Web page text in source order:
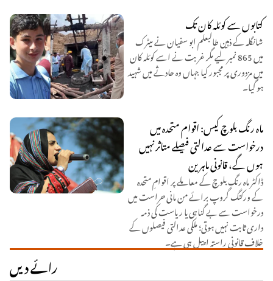
کتابوں سے کوئلہ کان تک
شانگلہ کے ذہین طالبعلم ابو سفیان نے میٹرک
میں 865 نمبر لیے مگر غربت نے اسے کوئلہ کان
میں مزدوری پر مجبور کیا جہاں وہ حادثے میں شہید
ہو گیا۔
ماہ رنگ بلوچ کیس: اقوام متحدہ میں
درخواست سے عدالتی فیصلے متاثر نہیں
ہوں گے، قانونی ماہرین
ڈاکٹر ماہ رنگ بلوچ کے معاملے پر اقوامِ متحدہ
کے ورکنگ گروپ برائے من مانی حراست میں
درخواست سے بے گناہی یا ریاست کی ذمہ
داری ثابت نہیں ہوتی؛ ملکی عدالتی فیصلوں کے
خلاف قانونی راستہ اپیل ہی ہے۔
رائے دیں